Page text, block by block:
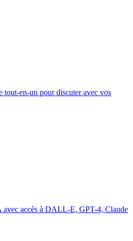
en-un pour discuter avec vos
avec accès à DALL-E, GPT-4, Claude